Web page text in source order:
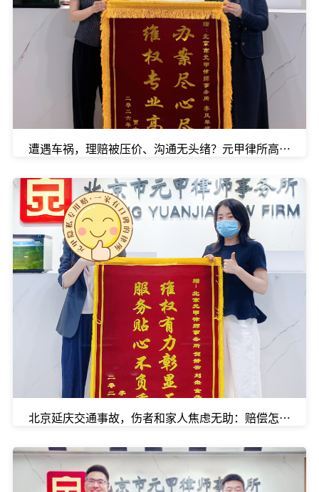
遭遇车祸，理赔被压价、沟通无头绪？元甲律所高效破局
北京延庆交通事故，伤者和家人焦虑无助：赔偿怎么算